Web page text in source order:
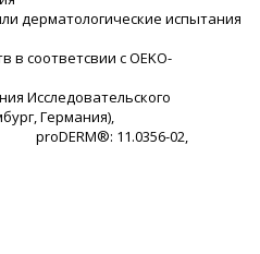
дерматологические испытания
в соответсвии с OEKO-
Исследовательского
Германия),
11.0356-02,